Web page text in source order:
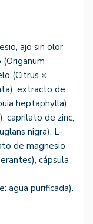
ajo sin olor
(Citrus ×
extracto de
heptaphylla),
caprilato de zinc,
nigra), L-
de magnesio
cápsula
agua purificada).